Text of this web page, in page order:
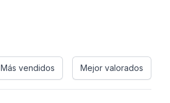
Más vendidos Mejor valorados